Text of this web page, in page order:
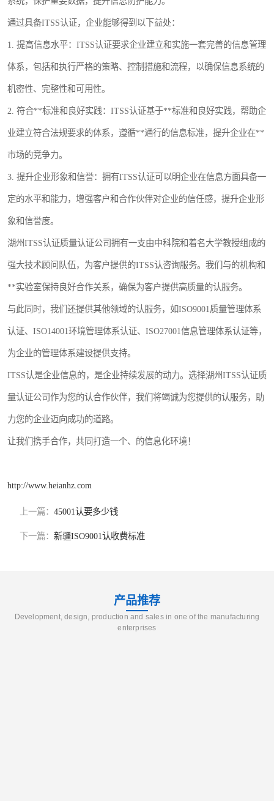
通过具备ITSS认证，企业能够得到以下益处：
1. 提高信息水平：ITSS认证要求企业建立和实施一套完善的信息管理
体系，包括和执行严格的策略、控制措施和流程，以确保信息系统的
机密性、完整性和可用性。
2. 符合**标准和良好实践：ITSS认证基于**标准和良好实践，帮助企
业建立符合法规要求的体系，遵循**通行的信息标准，提升企业在**
市场的竞争力。
3. 提升企业形象和信誉：拥有ITSS认证可以明企业在信息方面具备一
定的水平和能力，增强客户和合作伙伴对企业的信任感，提升企业形
象和信誉度。
湖州ITSS认证质量认证公司拥有一支由中科院和着名大学教授组成的
强大技术顾问队伍，为客户提供的ITSS认咨询服务。我们与的机构和
**实验室保持良好合作关系，确保为客户提供高质量的认服务。
与此同时，我们还提供其他领域的认服务，如ISO9001质量管理体系
认证、ISO14001环境管理体系认证、ISO27001信息管理体系认证等，
为企业的管理体系建设提供支持。
ITSS认是企业信息的，是企业持续发展的动力。选择湖州ITSS认证质
量认证公司作为您的认合作伙伴，我们将竭诚为您提供的认服务，助
力您的企业迈向成功的道路。
让我们携手合作，共同打造一个、的信息化环境！
http://www.heianhz.com
上一篇： 45001认要多少钱
下一篇： 新疆ISO9001认收费标准
产品推荐
Development, design, production and sales in one of the manufacturing
enterprises